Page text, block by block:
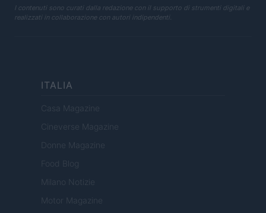
I contenuti sono curati dalla redazione con il supporto di strumenti digitali e
realizzati in collaborazione con autori indipendenti.
ITALIA
Casa Magazine
Cineverse Magazine
Donne Magazine
Food Blog
Milano Notizie
Motor Magazine